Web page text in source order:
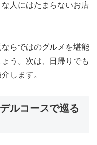
人にはたまらないお店
らではのグルメを堪能
う。次は、日帰りでも
します。
ルコースで巡る